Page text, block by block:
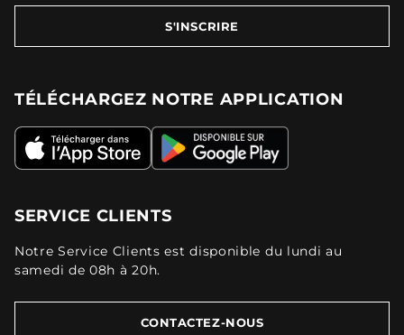
S'INSCRIRE
TÉLÉCHARGEZ NOTRE APPLICATION
SERVICE CLIENTS
Notre Service Clients est disponible du lundi au
samedi de 08h à 20h.
CONTACTEZ-NOUS